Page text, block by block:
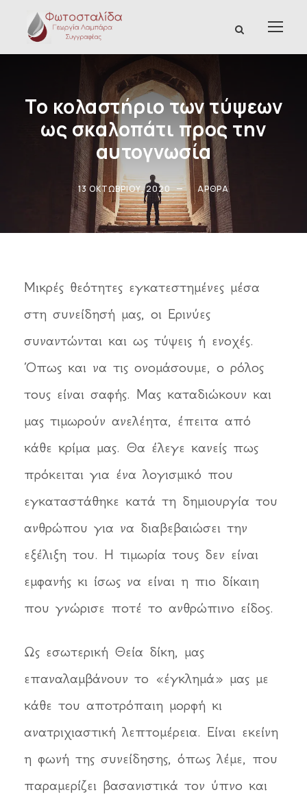
Το κολαστήριο των τύψεων
ως σκαλοπάτι προς την
αυτογνωσία
13 ΟΚΤΩΒΡΊΟΥ, 2020 ΆΡΘΡΑ
Μικρές θεότητες εγκατεστημένες μέσα
στη συνείδησή μας, οι Ερινύες
συναντώνται και ως τύψεις ή ενοχές.
Όπως και να τις ονομάσουμε, ο ρόλος
τους είναι σαφής. Μας καταδιώκουν και
μας τιμωρούν ανελέητα, έπειτα από
κάθε κρίμα μας. Θα έλεγε κανείς πως
πρόκειται για ένα λογισμικό που
εγκαταστάθηκε κατά τη δημιουργία του
ανθρώπου για να διαβεβαιώσει την
εξέλιξη του. Η τιμωρία τους δεν είναι
εμφανής κι ίσως να είναι η πιο δίκαιη
που γνώρισε ποτέ το ανθρώπινο είδος.
Ως εσωτερική Θεία δίκη, μας
επαναλαμβάνουν το «έγκλημά» μας με
κάθε του αποτρόπαιη μορφή κι
ανατριχιαστική λεπτομέρεια. Είναι εκείνη
η φωνή της συνείδησης, όπως λέμε, που
παραμερίζει βασανιστικά τον ύπνο και